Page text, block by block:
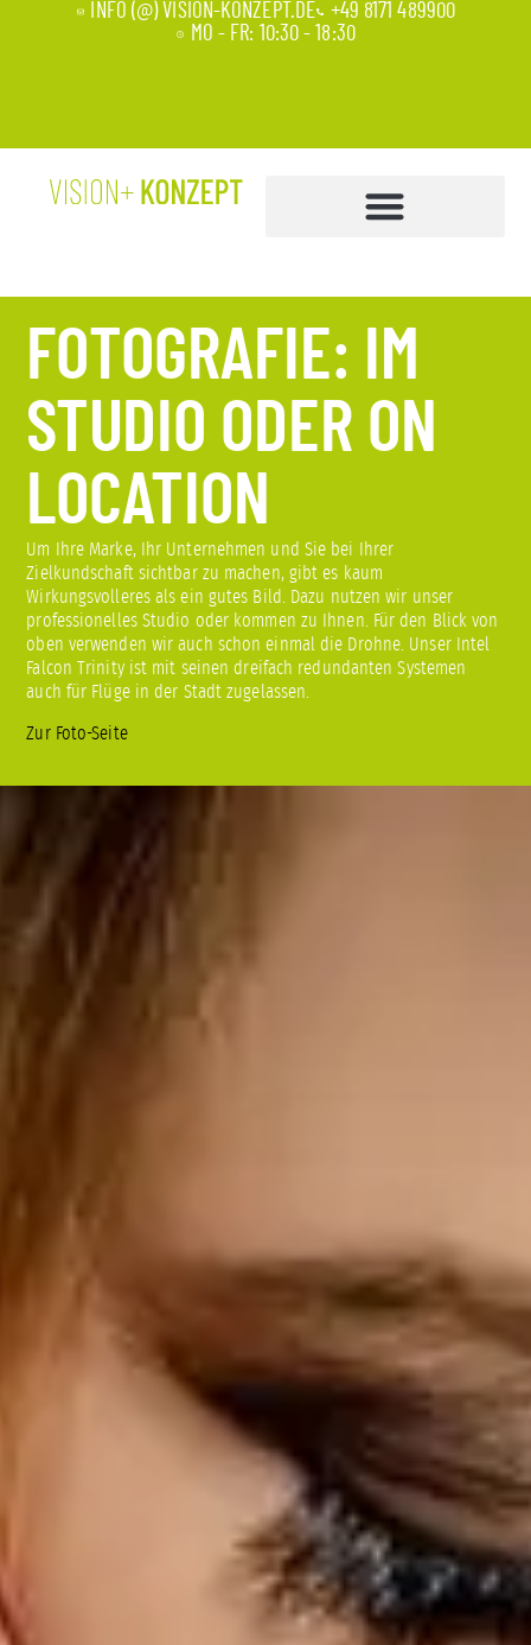
INFO (@) VISION-KONZEPT.DE
+49 8171 489900
MO - FR: 10:30 - 18:30
FOTOGRAFIE: IM
STUDIO ODER ON
LOCATION
Um Ihre Marke, Ihr Unternehmen und Sie bei Ihrer
Zielkundschaft sichtbar zu machen, gibt es kaum
Wirkungsvolleres als ein gutes Bild. Dazu nutzen wir unser
professionelles Studio oder kommen zu Ihnen. Für den Blick von
oben verwenden wir auch schon einmal die Drohne. Unser Intel
Falcon Trinity ist mit seinen dreifach redundanten Systemen
auch für Flüge in der Stadt zugelassen.
Zur Foto-Seite